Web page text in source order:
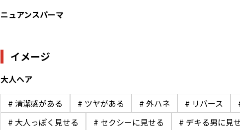
ニュアンスパーマ
イメージ
大人ヘア
# 清潔感がある # ツヤがある # 外ハネ # リバース
# 大人っぽく見せる
# セクシーに見せる # デキる男に見